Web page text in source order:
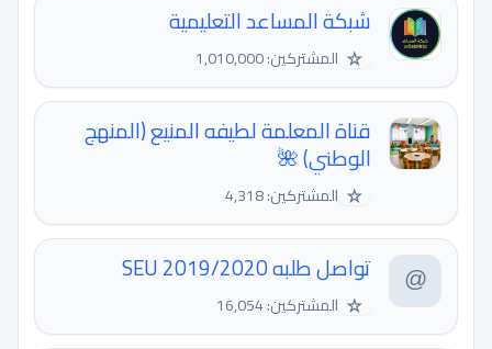
شبكة المساعد التعليمية
☆ المشتركين: 1,010,000
قناة المعلمة لطيفه المنيع (المنهج
الوطني) 🌺
☆ المشتركين: 4,318
تواصل طلبه 2019/2020 SEU
☆ المشتركين: 16,054